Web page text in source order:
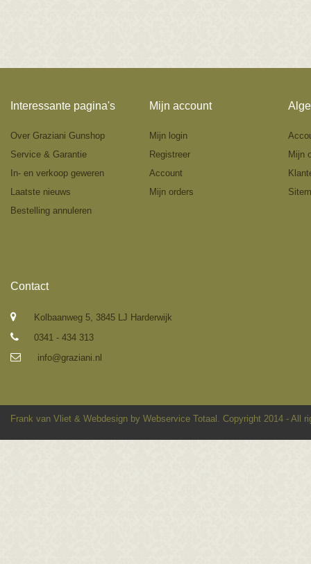
Interessante pagina's
Over Graziani Gunshop
Service & Garantie
In- en verkoop geweren
Laatste nieuws
Bestelling annuleren
Mijn account
Mijn login
Registreer
Account
Mijn orders
Mijn
Contact
Kolbaanweg 5, 3845 LJ Harderwijk
0341 - 434 313
info@graziani.nl
Frank van Vliet & Webdesign by Webservice Totaal . Copyright 2014 - All